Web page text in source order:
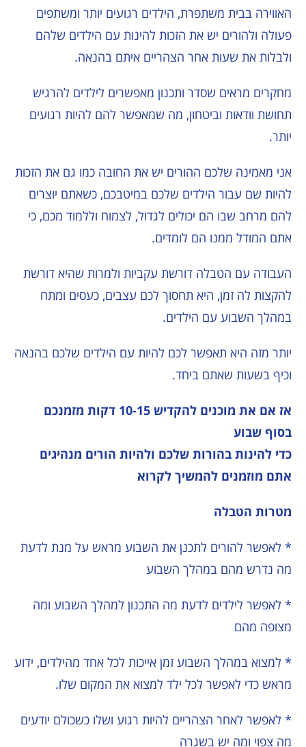
האווירה בבית משתפרת, הילדים רגועים יותר ומשתפים
פעולה ולהורים יש את הזכות להינות עם הילדים שלהם
ולבלות את שעות אחר הצהריים איתם בהנאה.
מחקרים מראים שסדר ותכנון מאפשרים לילדים להרגיש
תחושת וודאות וביטחון, מה שמאפשר להם להיות רגועים
יותר.
אני מאמינה שלכם ההורים יש את החובה כמו גם את הזכות
להיות שם עבור הילדים שלכם במיטבכם, כשאתם יוצרים
להם מרחב שבו הם יכולים לגדול, לצמוח וללמוד מכם, כי
אתם המודל ממנו הם לומדים.
העבודה עם הטבלה דורשת עקביות ולמרות שהיא דורשת
להקצות לה זמן, היא תחסוך לכם עצבים, כעסים ומתח
במהלך השבוע עם הילדים.
יותר מזה היא תאפשר לכם להיות עם הילדים שלכם בהנאה
וכיף בשעות שאתם ביחד.
אז אם את מוכנים להקדיש 10-15 דקות מזמנכם
בסוף שבוע
כדי להינות בהורות שלכם ולהיות הורים מנהיגים
אתם מוזמנים להמשיך לקרוא
מטרות הטבלה
* לאפשר להורים לתכנן את השבוע מראש על מנת לדעת
מה נדרש מהם במהלך השבוע
* לאפשר לילדים לדעת מה התכנון למהלך השבוע ומה
מצופה מהם
* למצוא במהלך השבוע זמן אייכות לכל אחד מהילדים, ידוע
מראש כדי לאפשר לכל ילד למצוא את המקום שלו.
* לאפשר לאחר הצהריים להיות רגוע ושלו כשכולם יודעים
מה צפוי ומה יש בשגרה